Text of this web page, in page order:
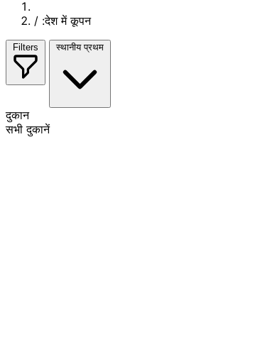
/ :देश में कूपन
Filters स्थानीय प्रथम
दुकान
सभी दुकानें